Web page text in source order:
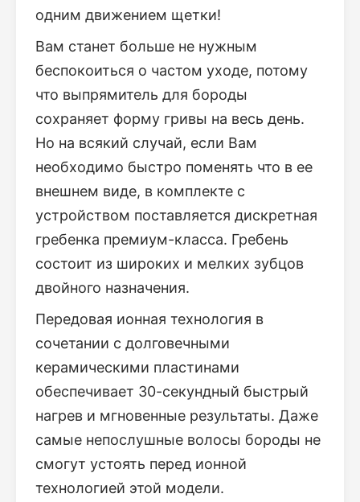
одним движением щетки!
Вам станет больше не нужным
беспокоиться о частом уходе, потому
что выпрямитель для бороды
сохраняет форму гривы на весь день.
Но на всякий случай, если Вам
необходимо быстро поменять что в ее
внешнем виде, в комплекте с
устройством поставляется дискретная
гребенка премиум-класса. Гребень
состоит из широких и мелких зубцов
двойного назначения.
Передовая ионная технология в
сочетании с долговечными
керамическими пластинами
обеспечивает 30-секундный быстрый
нагрев и мгновенные результаты. Даже
самые непослушные волосы бороды не
смогут устоять перед ионной
технологией этой модели.